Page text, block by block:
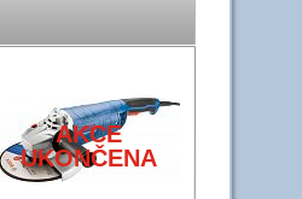
AKCE
UKONČENA